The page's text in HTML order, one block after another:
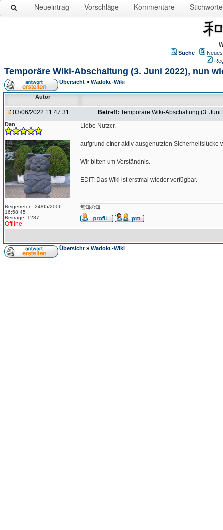
Neueintrag Vorschläge Kommentare Stichworte
Suche
Temporäre Wiki-Abschaltung (3. Juni 2022), nun
Übersicht » Wadoku-Wiki
Autor
03/06/2022 11:47:31 Betreff: Temporäre Wiki-Abschaltung (3.
Dan
Beigetreten: 24/05/2006
16:58:45
Beiträge: 1287
Offline
Liebe Nutzer,
aufgrund einer aktiv ausgenutzten Sicherheitslücke
Wir bitten um Verständnis.
EDIT: Das Wiki ist erstmal wieder verfügbar.
無知の知
Übersicht » Wadoku-Wiki